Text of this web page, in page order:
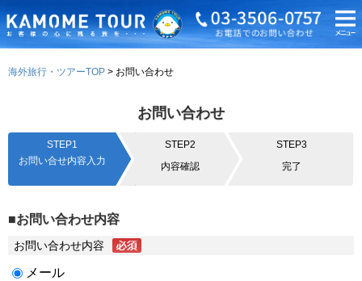
海外旅行・ツアーTOP お問い合わせ
お問い合わせ
STEP1
お問い合せ内容入力
STEP2
内容確認
STEP3
完了
■お問い合わせ内容
お問い合わせ内容
メール